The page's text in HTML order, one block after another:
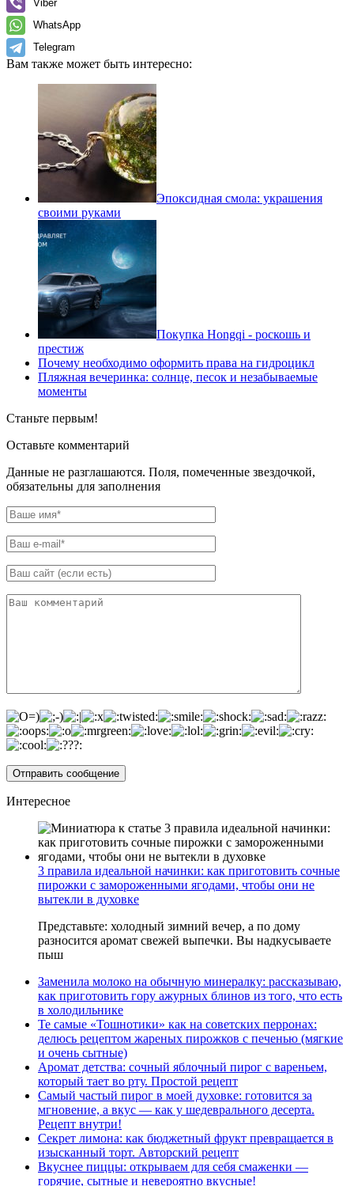
Viber
WhatsApp
Telegram
Вам также может быть интересно:
Эпоксидная смола: украшения
своими руками
Покупка Hongqi - роскошь и
престиж
Почему необходимо оформить права на гидроцикл
Пляжная вечеринка: солнце, песок и незабываемые
моменты
Станьте первым!
Оставьте комментарий
Данные не разглашаются. Поля, помеченные звездочкой,
обязательны для заполнения
Интересное
3 правила идеальной начинки: как приготовить сочные
пирожки с замороженными ягодами, чтобы они не
вытекли в духовке
Представьте: холодный зимний вечер, а по дому
разносится аромат свежей выпечки. Вы надкусываете
пыш
Заменила молоко на обычную минералку: рассказываю,
как приготовить гору ажурных блинов из того, что есть
в холодильнике
Те самые «Тошнотики» как на советских перронах:
делюсь рецептом жареных пирожков с печенью (мягкие
и очень сытные)
Аромат детства: сочный яблочный пирог с вареньем,
который тает во рту. Простой рецепт
Самый частый пирог в моей духовке: готовится за
мгновение, а вкус — как у шедеврального десерта.
Рецепт внутри!
Секрет лимона: как бюджетный фрукт превращается в
изысканный торт. Авторский рецепт
Вкуснее пиццы: открываем для себя смаженки —
горячие, сытные и невероятно вкусные!